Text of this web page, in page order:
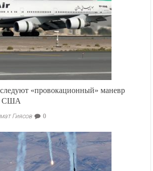
«провокационный» маневр
США
Гиясов 0